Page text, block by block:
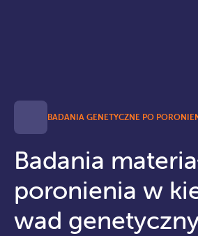
BADANIA GENETYCZNE PO
Badania
poronienia w
wad